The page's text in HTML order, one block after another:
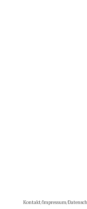
Kontakt/Impressum/